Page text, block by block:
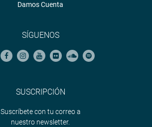
Damos Cuenta
SÍGUENOS
SUSCRIPCIÓN
Suscríbete con tu correo a
nuestro newsletter.